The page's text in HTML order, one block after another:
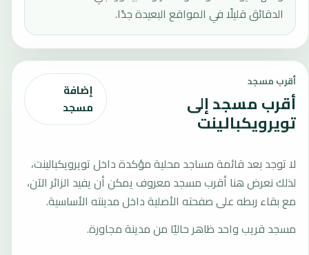
الدقائق قليلًا في المواقع البعيدة جدًا.
أقرب مسجد
أقرب مسجد إلى
تويرويكبالينت
إضافة
مسجد
لا توجد بعد قائمة مساجد محلية مؤكدة داخل تويرويكبالينت،
لذلك نعرض هنا أقرب مسجد معروف يمكن أن يفيد الزائر الآن،
مع بقاء ربطه على صفحته الأصلية داخل مدينته الأساسية.
مسجد قريب واحد ظاهر حاليًا من مدينة مجاورة.